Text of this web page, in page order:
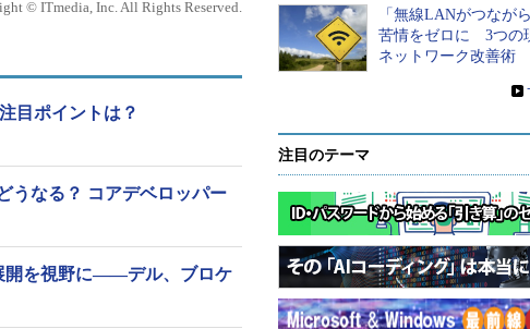
© ITmedia, Inc. All Rights Reserved.
目ポイントは？
うなる？ コアデベロッパー
開を視野に――デル、ブロケ
「無線LANがつなが
苦情をゼロに 3つの
ネットワーク改善術
»
注目のテーマ